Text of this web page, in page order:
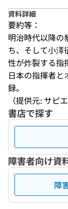
資料詳細
要約等：
明治時代以降の
ち、そして小澤
性が炸裂する指
日本の指揮者と
録。
（提供元: サピ
書店で探す
障害者向け資
障